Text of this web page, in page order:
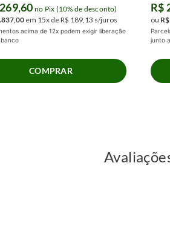
269,60 no Pix (10% de desconto)
.837,00 em 15x deR$ 189,13 s/juros
acima de 12x podem exigir liberação
COMPRAR
R$
ou R$
junto